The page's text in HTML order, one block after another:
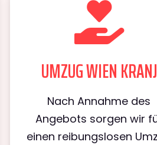
UMZUG WIEN KRANJ
Nach Annahme des
Angebots sorgen wir
einen reibungslosen